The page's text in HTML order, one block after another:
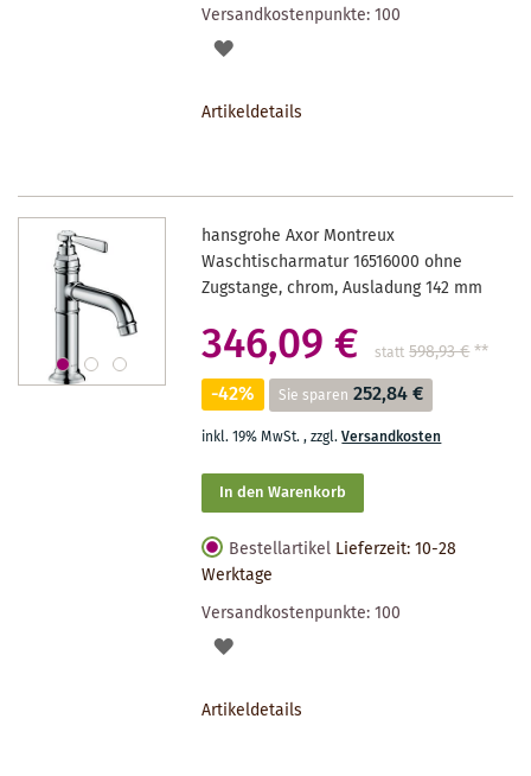
Versandkostenpunkte:100
AUF
Artikeldetails
hansgrohe Axor Montreux
Waschtischarmatur 16516000 ohne
Zugstange, chrom, Ausladung 142 mm
346,09 € statt 598,93 €**
-42% Sie sparen 252,84 €
inkl. 19% MwSt.,zzgl.Versandkosten
In den Warenkorb
Bestellartikel Lieferzeit: 10-28
Werktage
Versandkostenpunkte:100
AUF
Artikeldetails